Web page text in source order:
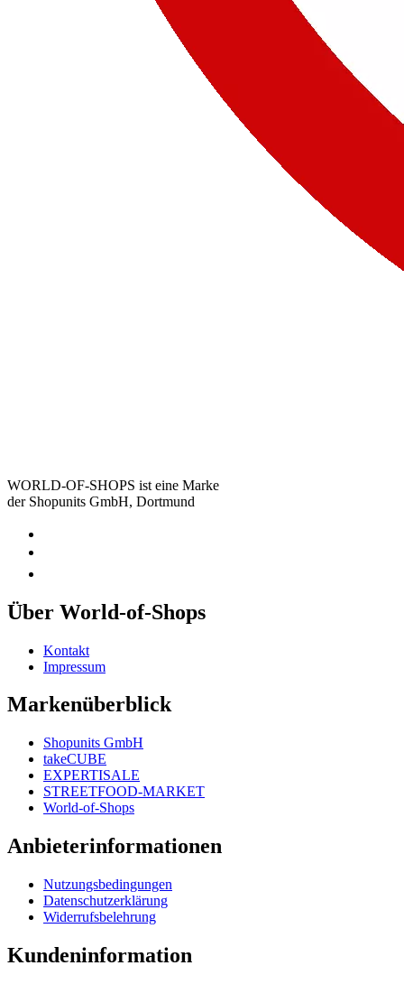
WORLD-OF-SHOPS ist eine Marke
der Shopunits GmbH, Dortmund
Über World-of-Shops
Kontakt
Impressum
Markenüberblick
Shopunits GmbH
takeCUBE
EXPERTISALE
STREETFOOD-MARKET
World-of-Shops
Anbieterinformationen
Nutzungsbedingungen
Datenschutzerklärung
Widerrufsbelehrung
Kundeninformation